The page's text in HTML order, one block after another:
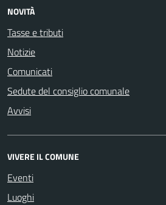
NOVITÀ
Tasse e tributi
Notizie
Comunicati
Sedute del consiglio comunale
Avvisi
VIVERE IL COMUNE
Eventi
Luoghi